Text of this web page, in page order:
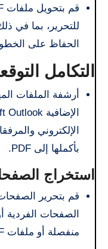
الحفاظ على
التكامل
أرشفة الملفات
الإلكتروني
بأكملها إلى PDF.
استخراج
قم بتحرير
الصفحات
منفصلة أو ملفات PDF.